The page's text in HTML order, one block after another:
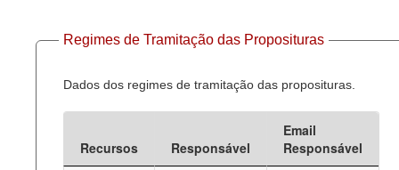
Regimes de Tramitação das Proposituras
Dados dos regimes de tramitação das proposituras.
Recursos Responsável
Email
Responsável